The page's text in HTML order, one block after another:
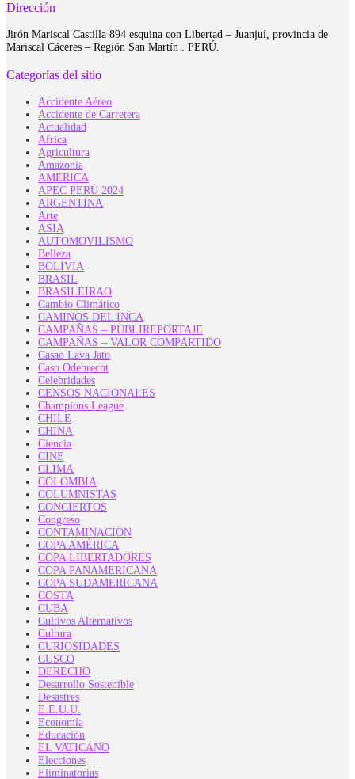
Dirección
Jirón Mariscal Castilla 894 esquina con Libertad – Juanjuí, provincia de
Mariscal Cáceres – Región San Martín . PERÚ.
Categorías del sitio
Accidente Aéreo
Accidente de Carretera
Actualidad
Africa
Agricultura
Amazonía
AMERICA
APEC PERÚ 2024
ARGENTINA
Arte
ASIA
AUTOMOVILISMO
Belleza
BOLIVIA
BRASIL
BRASILEIRAO
Cambio Climático
CAMINOS DEL INCA
CAMPAÑAS – PUBLIREPORTAJE
CAMPAÑAS – VALOR COMPARTIDO
Casao Lava Jato
Caso Odebrecht
Celebridades
CENSOS NACIONALES
Champions League
CHILE
CHINA
Ciencia
CINE
CLIMA
COLOMBIA
COLUMNISTAS
CONCIERTOS
Congreso
CONTAMINACIÓN
COPA AMÉRICA
COPA LIBERTADORES
COPA PANAMERICANA
COPA SUDAMERICANA
COSTA
CUBA
Cultivos Alternativos
Cultura
CURIOSIDADES
CUSCO
DERECHO
Desarrollo Sostenible
Desastres
E.E.U.U.
Economía
Educación
EL VATICANO
Elecciones
Eliminatorias